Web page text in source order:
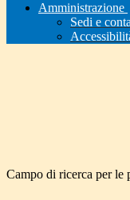
Amministrazione
Sedi e
Campo di ricerca per le